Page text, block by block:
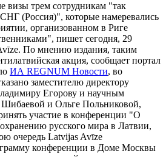
визы трем сотрудникам "так
(Россия)", которые намеревались
организованном в Риге
пишет сегодня, 29
По мнению издания, таким
акция, сообщает портал
ИА REGNUM Новости, во
заместителю директору
Егорову и научным
Шибаевой и Ольге Польниковой,
участие в конференции "О
русского мира в Латвии,
очередь Latvijas Avīze
конференции в Доме Москвы